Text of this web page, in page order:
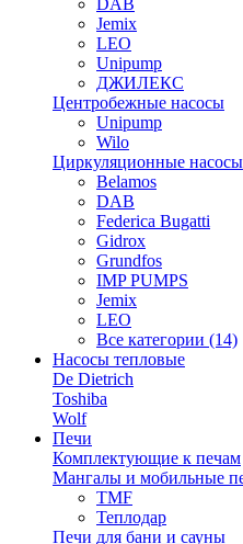
DAB
Jemix
LEO
Unipump
ДЖИЛЕКС
Центробежные насосы
Unipump
Wilo
Циркуляционные насосы
Belamos
DAB
Federica Bugatti
Gidrox
Grundfos
IMP PUMPS
Jemix
LEO
Все категории (14)
Насосы тепловые
De Dietrich
Toshiba
Wolf
Печи
Комплектующие к печам
Мангалы и мобильные
TMF
Теплодар
Печи для бани и сауны